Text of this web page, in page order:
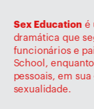
Sex Education é
dramática que
funcionários e
School,
pessoais, em
sexualidade.